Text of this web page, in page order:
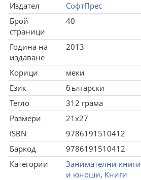
Издател
СофтПрес
Брой
страници
40
Година на
издаване
2013
Корици
меки
Език
български
Тегло
312 грама
Размери
21x27
ISBN
9786191510412
Баркод
9786191510412
Категории
Занимателни книги
и юноши, Книги